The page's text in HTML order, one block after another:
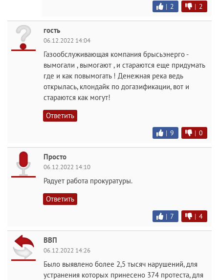
| 2 | 2
гость
06.12.2022 14:04
Газообслуживающая компания брысьэнерго -
вымогали , вымогают , и стараются еще придумать
где и как повымогать ! Денежная река ведь
открылась, клондайк по догазификации, вот и
стараются как могут!
Ответить
| 9 | 0
Просто
06.12.2022 14:10
Радует работа прокуратуры.
Ответить
| 7 | 4
ВВП
06.12.2022 14:26
Было выявлено более 2,5 тысяч нарушений, для
устранения которых принесено 374 протеста, для